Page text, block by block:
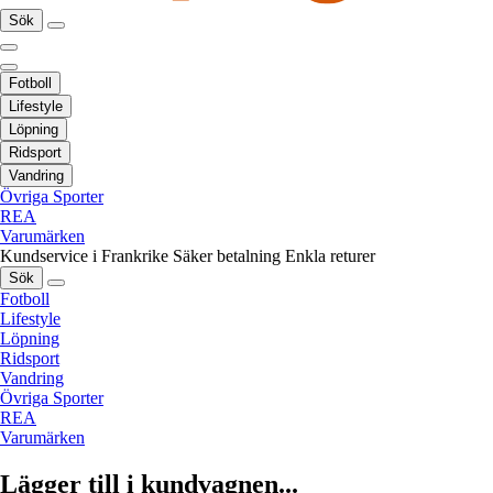
Sök
Fotboll
Lifestyle
Löpning
Ridsport
Vandring
Övriga Sporter
REA
Varumärken
Kundservice i Frankrike Säker betalning Enkla returer
Sök
Fotboll
Lifestyle
Löpning
Ridsport
Vandring
Övriga Sporter
REA
Varumärken
Lägger till i kundvagnen...